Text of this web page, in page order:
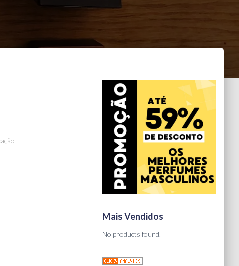
Mais Vendidos
No products found.